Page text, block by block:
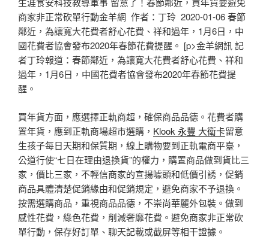
商家非正常砍單行動金羊網 作者：丁玲 2020-01-06 春節
鄰近，為讓寬大花費者舒心花費、祥和過年，1月6日，中
國花費者協會發布2020年春節花費提醒。 [p>金羊網訊 記
者丁玲報道：春節鄰近，為讓寬大花費者舒心花費、祥和
過年，1月6日，中國花費者協會發布2020年春節花費提
醒。
買年貨方面，應選擇正軌商超，確保商品品德。花費者購
置年貨，應到正軌商場超市選購， Klook 永豐 大衛卡留意
生孩子每日天期和保質期，線上購物要到正軌電商平臺，
公道行使“七日在理由退換貨”的權力，購置商品做到貨比三
家，價比三家，不輕信商家的宣揚噱頭和低價引誘，促銷
商品具體清楚促銷緣由和促銷規定，避免商家不予退換。
按需選購商品，重視商品品德，不崇尚華麗外包裝。做到
感性花費，綠色花費，削減奢靡花費。避免商家非正常砍
單行動，保存好訂單、聊天記載或截屏等相干證據。